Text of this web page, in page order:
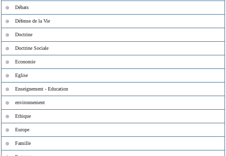
Débats
Défense de la Vie
Doctrine
Doctrine Sociale
Economie
Eglise
Enseignement - Education
environnement
Ethique
Europe
Famille